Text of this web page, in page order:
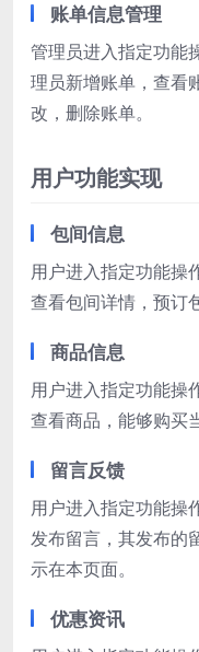
账单信息管理
管理员进入指定功能
理员新增账单，查看
改，删除账单。
用户功能实现
包间信息
用户进入指定功能操
查看包间详情，预订
商品信息
用户进入指定功能操
查看商品，能够购买
留言反馈
用户进入指定功能操
发布留言，其发布的
示在本页面。
优惠资讯